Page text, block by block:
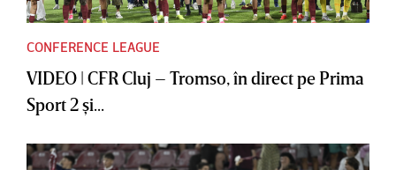
CONFERENCE LEAGUE
VIDEO | CFR Cluj – Tromso, în direct pe Prima
Sport 2 şi...